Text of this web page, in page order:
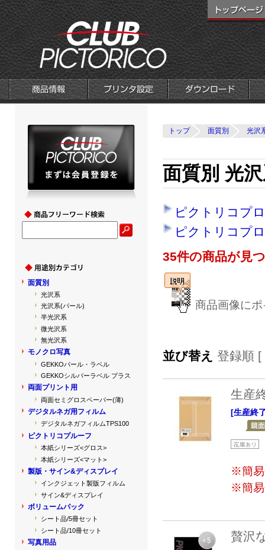
トップ 面質別 光沢
面質別 光
ピクトリコプ
ピクトリコプ
35件の商品が見
商品画像に
並び替え 登録順 [
生産
[生産終
※簡易
※簡易
贅沢
面質別
光沢系
光沢系(パール)
半光沢系
微光沢系
無光沢系
モノクロ写真
GEKKOパール・ラベル
GEKKOシルバーラベル プラス
両面プリント用
両面セミグロスペーパー(薄)
デジタルネガ用フィルム
デジタルネガフィルムTPS100
ピクトリコプルーフ
本紙シリーズ<グロス>
本紙シリーズ<マット>
製版・サイン&ディスプレイ
インクジェット製版フィルム
サイン&ディスプレイ
ボリュームパック
シート品/5冊セット
シート品/10冊セット
写真用品